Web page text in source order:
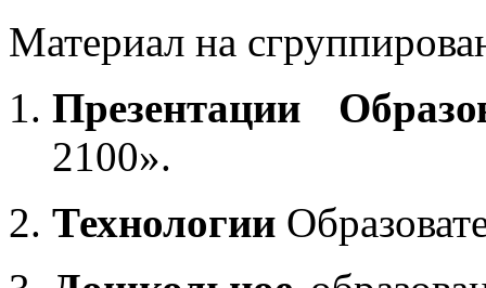
Материал на
Презентации
2100».
Технологии